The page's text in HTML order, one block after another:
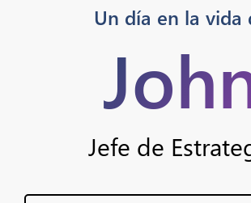
Un día en la vida
Jefe de